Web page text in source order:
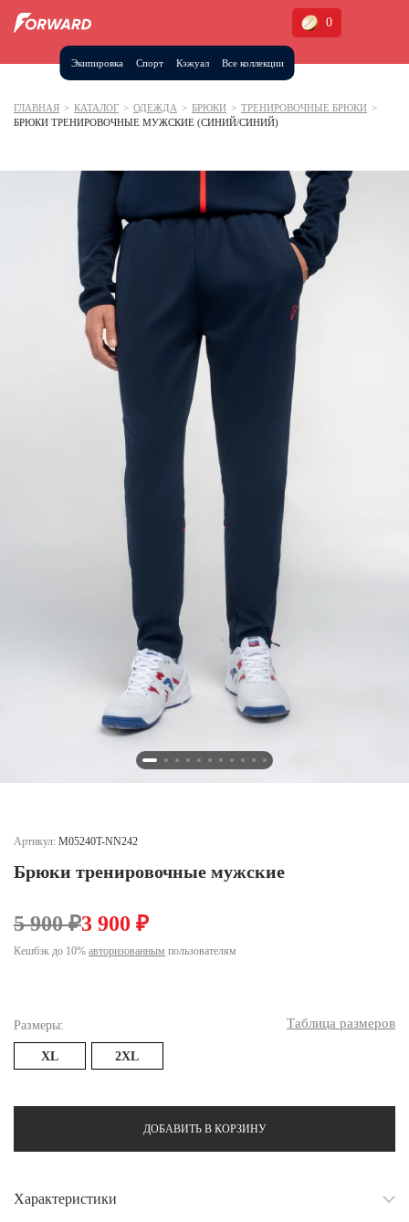
Экипировка Спорт Кэжуал Все коллекции
0
Москва и МО
Калининградская область (1)
Кемеровская область (2)
Краснодарский край (5)
Красноярский край (5)
Курская область (1)
Москва и МО (14)
Нижегородская область (1)
Новосибирская область (3)
Республика Башкортостан (3)
Республика Татарстан (2)
Ставропольский край (5)
Томская область (1)
ГЛАВНАЯ > КАТАЛОГ > ОДЕЖДА > БРЮКИ > ТРЕНИРОВОЧНЫЕ БРЮКИ >
БРЮКИ ТРЕНИРОВОЧНЫЕ МУЖСКИЕ (СИНИЙ/СИНИЙ)
Артикул: M05240T-NN242
Брюки тренировочные мужские
5 900 ₽3 900 ₽
Кешбэк до 10% авторизованным пользователям
Размеры: Таблица размеров
XL 2XL
ДОБАВИТЬ В КОРЗИНУ
Характеристики